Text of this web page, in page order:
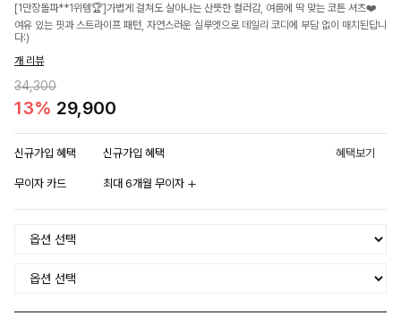
[1만장돌파**1위템🏆]가볍게 걸쳐도 살아나는 산뜻한 컬러감, 여름에 딱 맞는 코튼 셔츠❤️
여유 있는 핏과 스트라이프 패턴, 자연스러운 실루엣으로 데일리 코디에 부담 없이 매치된답니
다:)
개 리뷰
34,300
13% 29,900
신규가입 혜택 신규가입 혜택 혜택보기
무이자 카드 최대 6개월 무이자